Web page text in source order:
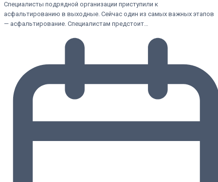
Специалисты подрядной организации приступили к
асфальтированию в выходные. Сейчас один из самых важных этапов
— асфальтирование. Специалистам предстоит…